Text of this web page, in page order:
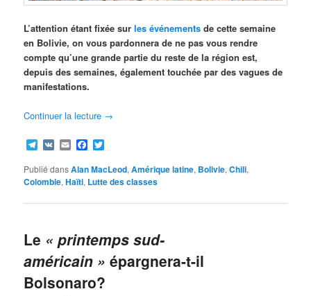
L’attention étant fixée surles événements de cette semaine
en Bolivie, on vous pardonnera de ne pas vous rendre
compte qu’une grande partie du reste de la région est,
depuis des semaines, également touchée par des vagues de
manifestations.
Continuer la lecture →
Telegram
VK EmailFacebook
Publié dansAlan MacLeod,Amérique latine, Bolivie,Chili,
Colombie,Haïti, Lutte des classes
Le « printemps sud-
américain » épargnera-t-il
Bolsonaro?